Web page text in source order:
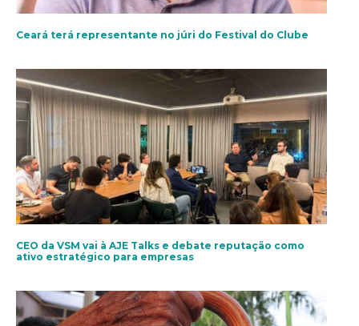
Ceará terá representante no júri do Festival do Clube
CEO da VSM vai à AJE Talks e debate reputação como
ativo estratégico para empresas